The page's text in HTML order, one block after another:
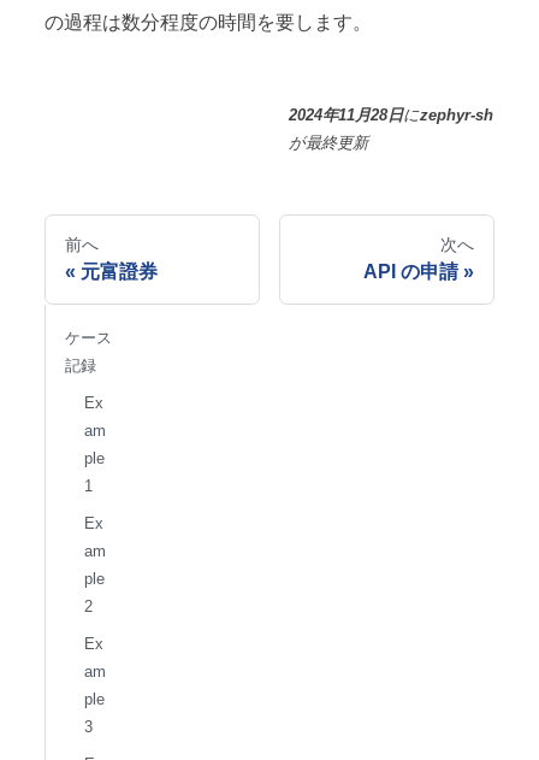
の過程は数分程度の時間を要します。
2024年11月28日にzephyr-sh
が最終更新
前へ
元富證券
次へ
API の申請
ケース
記録
Ex
am
ple
1
Ex
am
ple
2
Ex
am
ple
3